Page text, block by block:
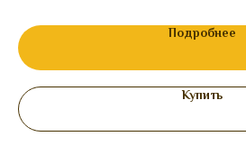
Подробнее
Купить